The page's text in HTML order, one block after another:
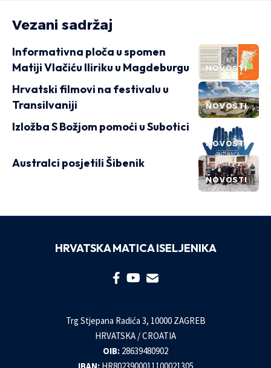
Vezani sadržaj
NOVOSTI
Informativna ploča u spomen
Matiji Vlačiću Iliriku u Magdeburgu
NOVOSTI
Hrvatski filmovi na festivalu u
Transilvaniji
NOVOSTI
Izložba S Božjom pomoći u Subotici
NOVOSTI
Australci posjetili Šibenik
HRVATSKA MATICA ISELJENIKA
Trg Stjepana Radića 3, 10000 ZAGREB
HRVATSKA / CROATIA
OIB: 28639480902